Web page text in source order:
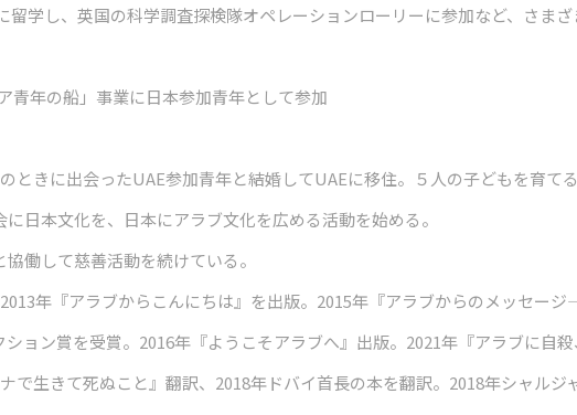
留学し、英国の科学調査探検隊オペレーションローリーに参加など、さま
年の船」事業に日本参加青年として参加
きに出会ったUAE参加青年と結婚してUAEに移住。５人の子どもを育てる
日本文化を、日本にアラブ文化を広める活動を始める。
働して慈善活動を続けている。
年 『アラブからこんにちは』 を出版。2015年 『アラブからのメッセー
ョン賞を受賞。2016年『ようこそアラブへ』出版。2021年 『アラブに自
で生きて死ぬこと』 翻訳、2018年ドバイ首長の本を翻訳。2018年シャルジ